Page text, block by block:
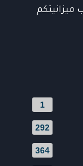
ميزانيتكم
1
292
364